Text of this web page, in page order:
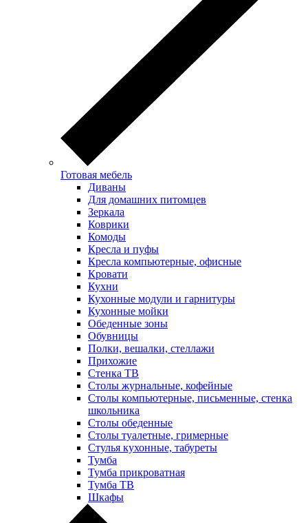
Готовая мебель
Диваны
Для домашних питомцев
Зеркала
Коврики
Комоды
Кресла и пуфы
Кресла компьютерные, офисные
Кровати
Кухни
Кухонные модули и гарнитуры
Кухонные мойки
Обеденные зоны
Обувницы
Полки, вешалки, стеллажи
Прихожие
Стенка ТВ
Столы журнальные, кофейные
Столы компьютерные, письменные, стенка
школьника
Столы обеденные
Столы туалетные, гримерные
Стулья кухонные, табуреты
Тумба
Тумба прикроватная
Тумба ТВ
Шкафы